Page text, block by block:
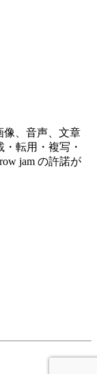
像、音声、文章
転用・複写・
jam の許諾が